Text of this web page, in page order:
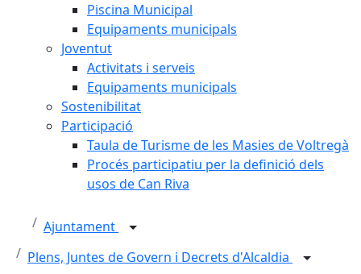
Piscina Municipal
Equipaments municipals
Joventut
Activitats i serveis
Equipaments municipals
Sostenibilitat
Participació
Taula de Turisme de les Masies de Voltregà
Procés participatiu per la definició dels
usos de Can Riva
Ajuntament
Plens, Juntes de Govern i Decrets d'Alcaldia